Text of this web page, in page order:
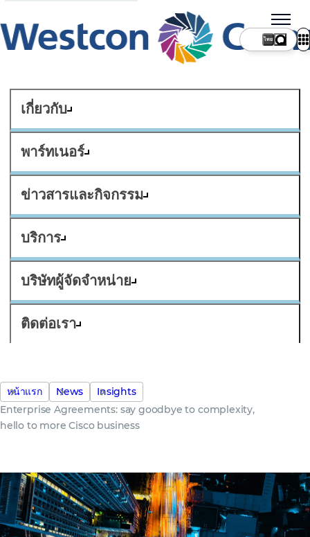
เกี่ยวกับ
พาร์ทเนอร์
ข่าวสารและกิจกรรม
บริการ
บริษัทผู้จัดจำหน่าย
ติดต่อเรา
ไทย
หน้าแรก News
Insights
Enterprise Agreements: say goodbye to complexity,
hello to more Cisco business